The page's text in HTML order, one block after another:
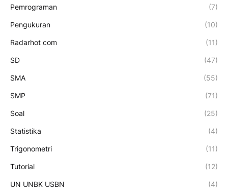
Pemrograman (7)
Pengukuran (10)
Radarhot com (11)
SD (47)
SMA (55)
SMP (71)
Soal (25)
Statistika (4)
Trigonometri (11)
Tutorial (12)
UN UNBK USBN (4)